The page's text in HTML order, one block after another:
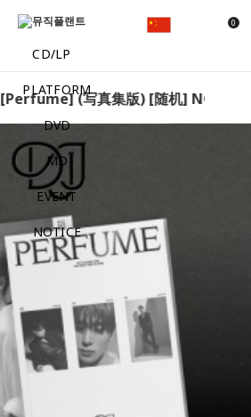
0
CD/LP
PLATFORM
DVD
MD
EVENT
NOTICE
(写真集版) [随机] NCT